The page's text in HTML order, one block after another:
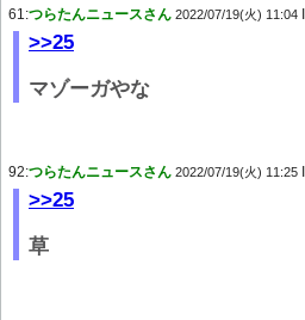
61:つらたんニュースさん 2022/07/19(火) 11:04
>>25
マゾーガやな
92:つらたんニュースさん 2022/07/19(火) 11:25
>>25
草